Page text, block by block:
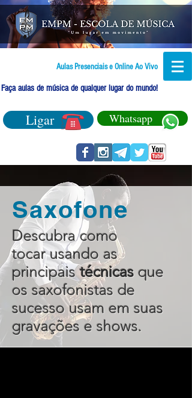
Aulas Presenciais e Online Ao Vivo
Faça aulas de música de qualquer lugar do mundo!
Ligar Whatsapp
Saxofone
Descubra como
tocar usando as
principaistécnicas que
os saxofonistas de
sucesso usam em suas
gravações e shows.